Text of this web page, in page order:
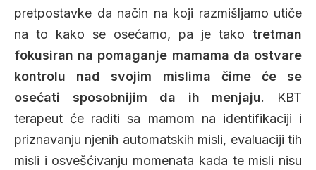
pretpostavke da način na koji razmišljamo utiče
na to kako se osećamo, pa je tako tretman
fokusiran na pomaganje mamama da ostvare
kontrolu nad svojim mislima čime će se
osećati sposobnijim da ih menjaju. KBT
terapeut će raditi sa mamom na identifikaciji i
priznavanju njenih automatskih misli, evaluaciji tih
misli i osvešćivanju momenata kada te misli nisu